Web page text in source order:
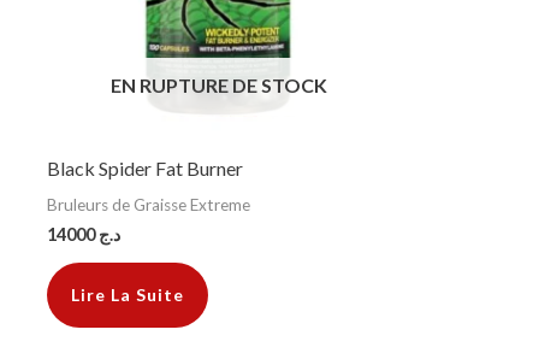
EN RUPTURE DE STOCK
Black Spider Fat Burner
Bruleurs de Graisse Extreme
د.ج14000
Lire La Suite